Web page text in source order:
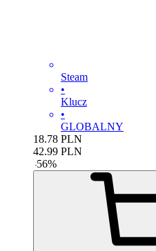
Steam
•
Klucz
•
GLOBALNY
18.78 PLN
42.99 PLN
-56%